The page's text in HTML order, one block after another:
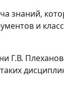
знаний,
и
Г.В.